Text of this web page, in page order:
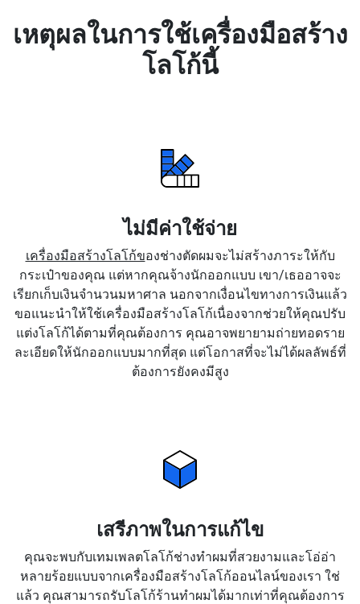
เหตุผลในการใช้เครื่องมือสร้าง
โลโก้นี้
ไม่มีค่าใช้จ่าย
เครื่องมือสร้างโลโก้ของช่างตัดผมจะไม่สร้างภาระให้กับ
กระเป๋าของคุณ แต่หากคุณจ้างนักออกแบบ เขา/เธออาจจะ
เรียกเก็บเงินจำนวนมหาศาล นอกจากเงื่อนไขทางการเงินแล้ว
ขอแนะนำให้ใช้เครื่องมือสร้างโลโก้เนื่องจากช่วยให้คุณปรับ
แต่งโลโก้ได้ตามที่คุณต้องการ คุณอาจพยายามถ่ายทอดราย
ละเอียดให้นักออกแบบมากที่สุด แต่โอกาสที่จะไม่ได้ผลลัพธ์ที่
ต้องการยังคงมีสูง
เสรีภาพในการแก้ไข
คุณจะพบกับเทมเพลตโลโก้ช่างทำผมที่สวยงามและโอ่อ่า
หลายร้อยแบบจากเครื่องมือสร้างโลโก้ออนไลน์ของเรา ใช่
แล้ว คุณสามารถรับโลโก้ร้านทำผมได้มากเท่าที่คุณต้องการ